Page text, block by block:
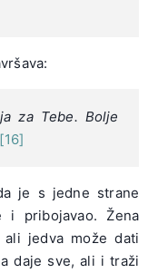
za Tebe. Bolje
[16]
je s jedne strane
i pribojavao. Žena
jedva može dati
daje sve, ali i traži